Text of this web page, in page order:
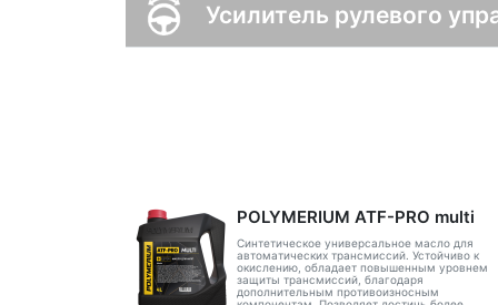
Усилитель рулевого
POLYMERIUM ATF-PRO multi
Синтетическое универсальное масло для
автоматических трансмиссий. Устойчиво к
окислению, обладает повышенным уровнем
защиты трансмиссий, благодаря
дополнительным противоизносным